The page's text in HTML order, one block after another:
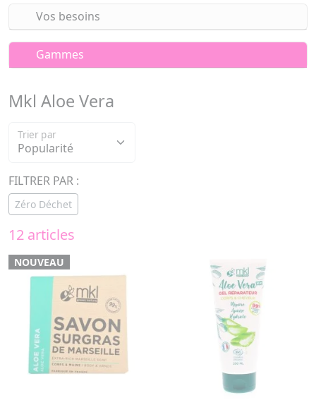
Vos besoins
Gammes
Mkl Aloe Vera
Trier par
FILTRER PAR :
Zéro Déchet
12 articles
NOUVEAU